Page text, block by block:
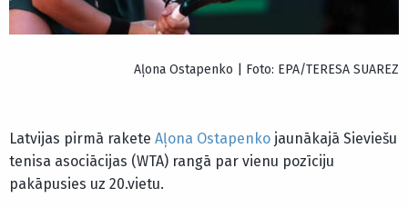
Aļona Ostapenko | Foto: EPA/TERESA SUAREZ
Latvijas pirmā rakete Aļona Ostapenko jaunākajā Sieviešu
tenisa asociācijas (WTA) rangā par vienu pozīciju
pakāpusies uz 20.vietu.